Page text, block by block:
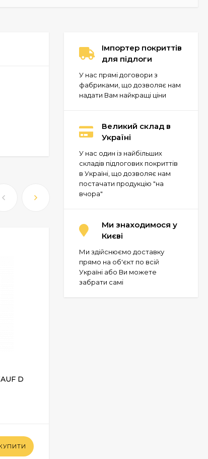
D
Імпортер покриттів
для підлоги
У нас прямі договори з
фабриками, що дозволяє нам
надати Вам найкращі ціни
Великий склад в
Україні
У нас один із найбільших
складів підлогових покриттів
в Україні, що дозволяє нам
постачати продукцію "на
вчора"
Ми знаходимося у
Києві
Ми здійснюємо доставку
прямо на об'єкт по всій
Україні або Ви можете
забрати самі